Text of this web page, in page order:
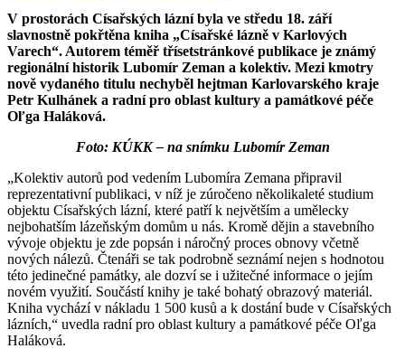
V prostorách Císařských lázní byla ve středu 18. září
slavnostně pokřtěna kniha „Císařské lázně v Karlových
Varech“. Autorem téměř třísetstránkové publikace je známý
regionální historik Lubomír Zeman a kolektiv. Mezi kmotry
nově vydaného titulu nechyběl hejtman Karlovarského kraje
Petr Kulhánek a radní pro oblast kultury a památkové péče
Oľga Haláková.
Foto: KÚKK – na snímku Lubomír Zeman
„Kolektiv autorů pod vedením Lubomíra Zemana připravil
reprezentativní publikaci, v níž je zúročeno několikaleté studium
objektu Císařských lázní, které patří k největším a umělecky
nejbohatším lázeňským domům u nás. Kromě dějin a stavebního
vývoje objektu je zde popsán i náročný proces obnovy včetně
nových nálezů. Čtenáři se tak podrobně seznámí nejen s hodnotou
této jedinečné památky, ale dozví se i užitečné informace o jejím
novém využití. Součástí knihy je také bohatý obrazový materiál.
Kniha vychází v nákladu 1 500 kusů a k dostání bude v Císařských
lázních,“ uvedla radní pro oblast kultury a památkové péče Oľga
Haláková.